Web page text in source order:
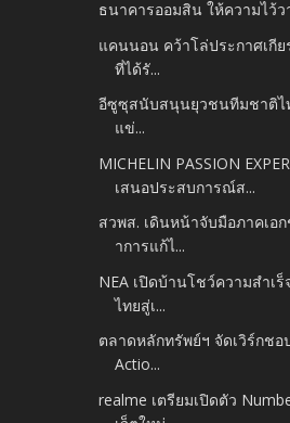
ธนาคารออมสิน ให้ความไว้ว
แคนนอน คว้าโล่ประกาศเกี
ที่ได้รั...
อีซูซุสนับสนุนยุวชนทีมชาติไ
แข่...
MICHELIN PASSION
เสนอประสบการณ์ส...
สวพส. เดินหน้าจับมือภาคเอ
าการแก้ไ...
NEA เปิดบ้านโชว์ความสำเ
ไทยสู่เ...
ตลาดหลักทรัพย์ฯ จัดเวิร์กชอ
Actio...
realme เตรียมเปิดตัว